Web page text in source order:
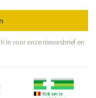
in voor onze nieuwsbrief en